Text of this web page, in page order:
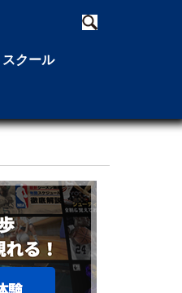
スクール